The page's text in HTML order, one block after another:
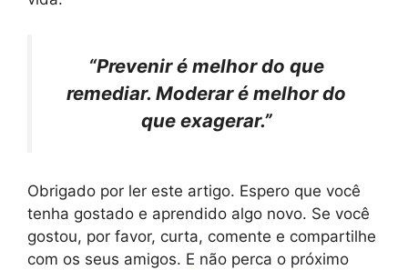
“Prevenir é melhor do que
remediar. Moderar é melhor do
que exagerar.”
Obrigado por ler este artigo. Espero que você
tenha gostado e aprendido algo novo. Se você
gostou, por favor, curta, comente e compartilhe
com os seus amigos. E não perca o próximo